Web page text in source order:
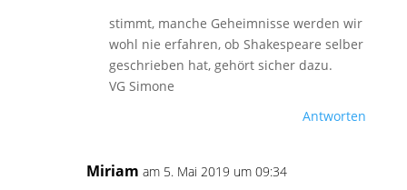
stimmt, manche Geheimnisse werden wir
wohl nie erfahren, ob Shakespeare selber
geschrieben hat, gehört sicher dazu.
VG Simone
Antworten
Miriam am 5. Mai 2019 um 09:34